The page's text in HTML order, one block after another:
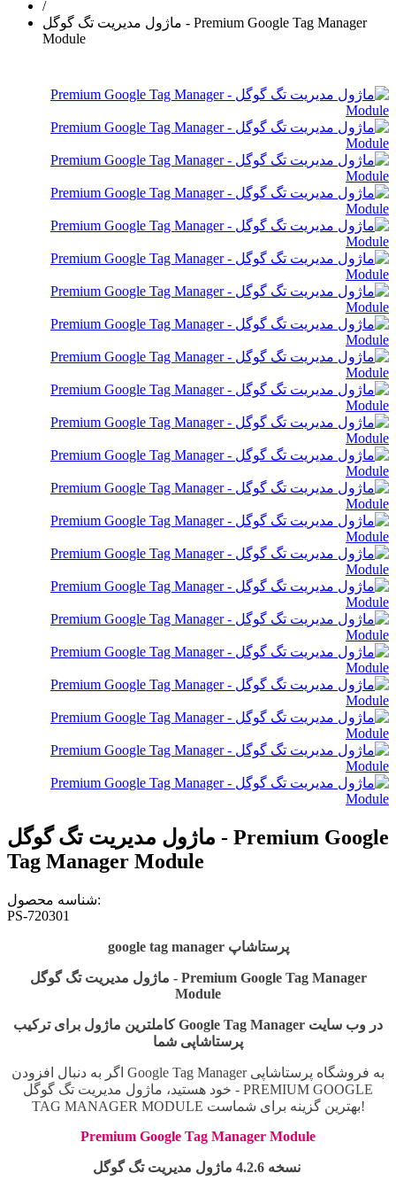
/
ماژول مدیریت تگ گوگل - Premium Google Tag Manager
Module
ماژول مدیریت تگ گوگل - Premium Google
Tag Manager Module
شناسه محصول:
PS-720301
google tag manager پرستاشاپ
ماژول مدیریت تگ گوگل - Premium Google Tag Manager
Module
کاملترین ماژول برای ترکیب Google Tag Manager در وب سایت
پرستاشاپی شما
اگر به دنبال افزودن Google Tag Manager به فروشگاه پرستاشاپی
خود هستید، ماژول مدیریت تگ گوگل - PREMIUM GOOGLE
TAG MANAGER MODULE بهترین گزینه برای شماست!
Premium Google Tag Manager Module
نسخه 4.2.6 ماژول مدیریت تگ گوگل